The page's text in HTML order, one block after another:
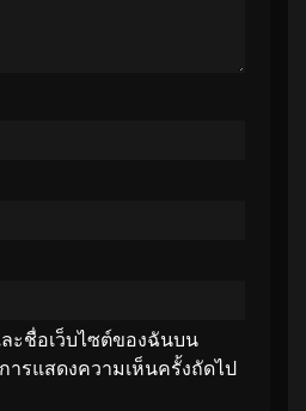
ะชื่อเว็บไซต์ของฉันบน
ารแสดงความเห็นครั้งถัดไป